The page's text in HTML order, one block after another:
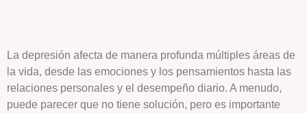
La depresión afecta de manera profunda múltiples áreas de
la vida, desde las emociones y los pensamientos hasta las
relaciones personales y el desempeño diario. A menudo,
puede parecer que no tiene solución, pero es importante